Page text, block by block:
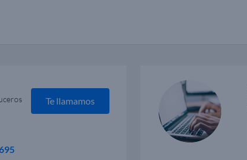
Te llamamos